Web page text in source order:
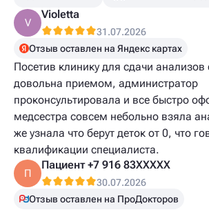
V
Violetta
31.07.2026
Отзыв оставлен на Яндекс картах
Посетив клинику для сдачи анализов
довольна приемом, администратор
проконсультировала и все быстро
медсестра совсем небольно взяла
же узнала что берут деток от 0, что
квалификации специалиста.
П
Пациент +7 916 83XXXXX
30.07.2026
Отзыв оставлен на ПроДокторов